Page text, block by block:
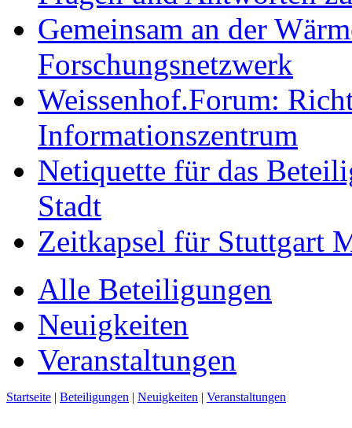
Gemeinsam an der
Forschungsnetzwerk
Weissenhof.Forum:
Informationszentrum
Netiquette für das
Stadt
Zeitkapsel für Stuttgart
Alle Beteiligungen
Neuigkeiten
Veranstaltungen
Startseite | Beteiligungen | Neuigkeiten | Veranstaltungen